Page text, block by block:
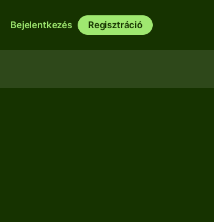
Bejelentkezés Regisztráció